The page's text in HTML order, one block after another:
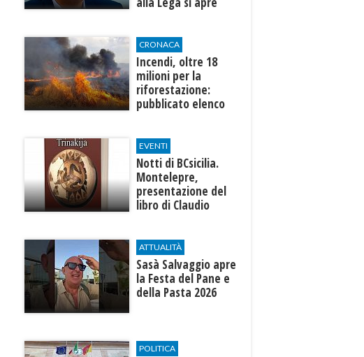
CRONACA
Incendi, oltre 18
milioni per la
riforestazione:
pubblicato elenco
EVENTI
Notti di BCsicilia.
Montelepre,
presentazione del
libro di Claudio
ATTUALITÀ
Sasà Salvaggio apre
la Festa del Pane e
della Pasta 2026
POLITICA